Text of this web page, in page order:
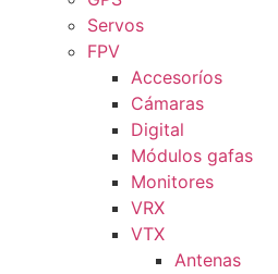
Servos
FPV
Accesoríos
Cámaras
Digital
Módulos gafas
Monitores
VRX
VTX
Antenas